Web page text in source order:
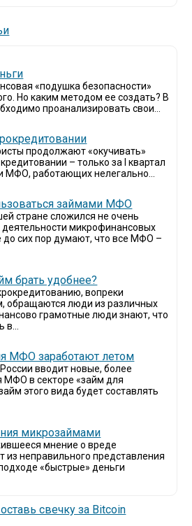
«подушка безопасности»
Но каким методом ее создать? В
проанализировать свои...
продолжают «окучивать»
– только за I квартал
МФО, работающих нелегально...
займами МФО
стране сложился не очень
деятельности микрофинансовых
до сих пор думают, что все МФО –
брать удобнее?
вопреки
люди из различных
грамотные люди знают, что
МФО заработают летом
вводит новые, более
МФО в секторе «займ для
этого вида будет составлять
микрозаймами
мнение о вреде
из неправильного представления
«быстрые» деньги